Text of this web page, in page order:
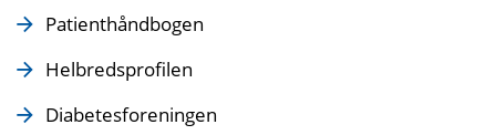
Patienthåndbogen
Helbredsprofilen
Diabetesforeningen